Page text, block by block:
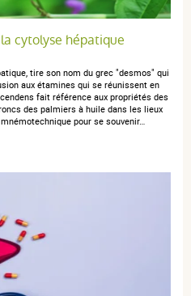
2024 suite à une commande du
2022 suite à une commande du
cytolyse hépatique
tire son nom du grec "desmos" qui
aux étamines qui se réunissent en
fait référence aux propriétés des
des palmiers à huile dans les lieux
pour se souvenir…